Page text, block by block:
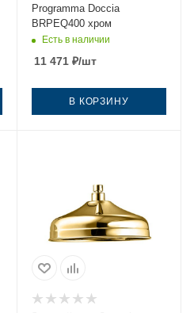
Programma Doccia
BRPEQ400 хром
Есть в наличии
11 471₽/шт
В КОРЗИНУ